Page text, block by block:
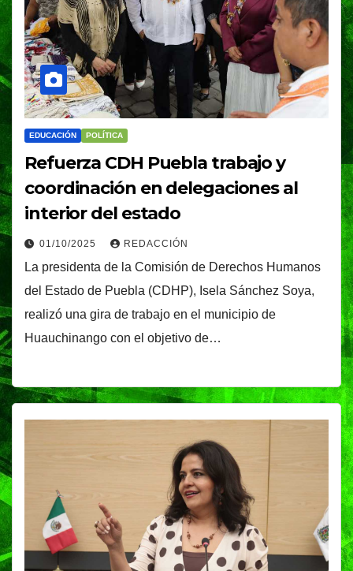
EDUCACIÓN POLÍTICA
Refuerza CDH Puebla trabajo y
coordinación en delegaciones al
interior del estado
01/10/2025 REDACCIÓN
La presidenta de la Comisión de Derechos Humanos
del Estado de Puebla (CDHP), Isela Sánchez Soya,
realizó una gira de trabajo en el municipio de
Huauchinango con el objetivo de…